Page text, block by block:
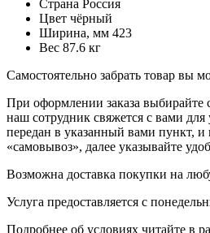
Страна Россия
Цвет чёрный
Ширина, мм 423
Вес 87.6 кг
Самостоятельно забрать товар вы
При оформлении заказа выбирайте
наш сотрудник свяжется с вами
передан в указанный вами пункт, и
«самовывоз», далее указывайте
Возможна доставка покупки на
Услуга предоставляется с
Подробнее об условиях читайте в